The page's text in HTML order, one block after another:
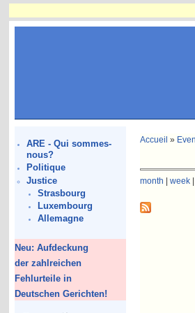
ARE - Qui sommes-
nous?
Politique
Justice
Strasbourg
Luxembourg
Allemagne
Neu: Aufdeckung
der zahlreichen
Fehlurteile in
Deutschen Gerichten!
Accueil »
month |week